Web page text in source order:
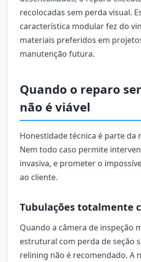
recolocadas sem perda visual.
característica modular fez do
materiais preferidos em
manutenção futura.
Quando o reparo
não é viável
Honestidade técnica é parte da
Nem todo caso permite
invasiva, e prometer o
ao cliente.
Tubulações totalmente
Quando a câmera de inspeção
estrutural com perda de seção
relining não é recomendado. A